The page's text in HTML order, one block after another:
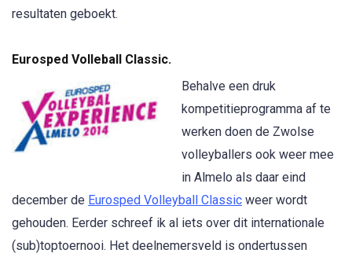
resultaten geboekt.
Eurosped Volleball Classic.
Behalve een druk
kompetitieprogramma af te
werken doen de Zwolse
volleyballers ook weer mee
in Almelo als daar eind
december de Eurosped Volleyball Classic weer wordt
gehouden. Eerder schreef ik al iets over dit internationale
(sub)toptoernooi. Het deelnemersveld is ondertussen